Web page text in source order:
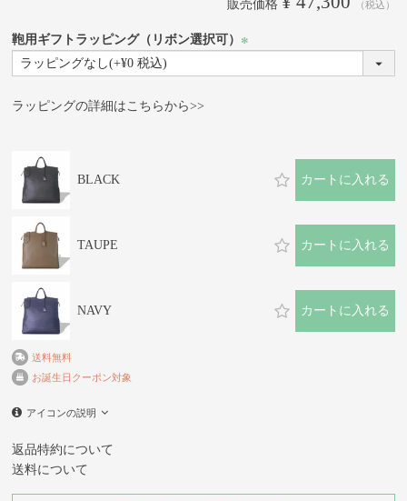
販売価格 税込
鞄用ギフトラッピング（リボン選択可）
ラッピングの詳細はこちらから>>
BLACK カートに入れる
TAUPE カートに入れる
NAVY カートに入れる
送料無料
お誕生日クーポン対象
アイコンの説明
返品特約について
送料について